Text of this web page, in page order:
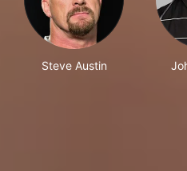
Steve Austin